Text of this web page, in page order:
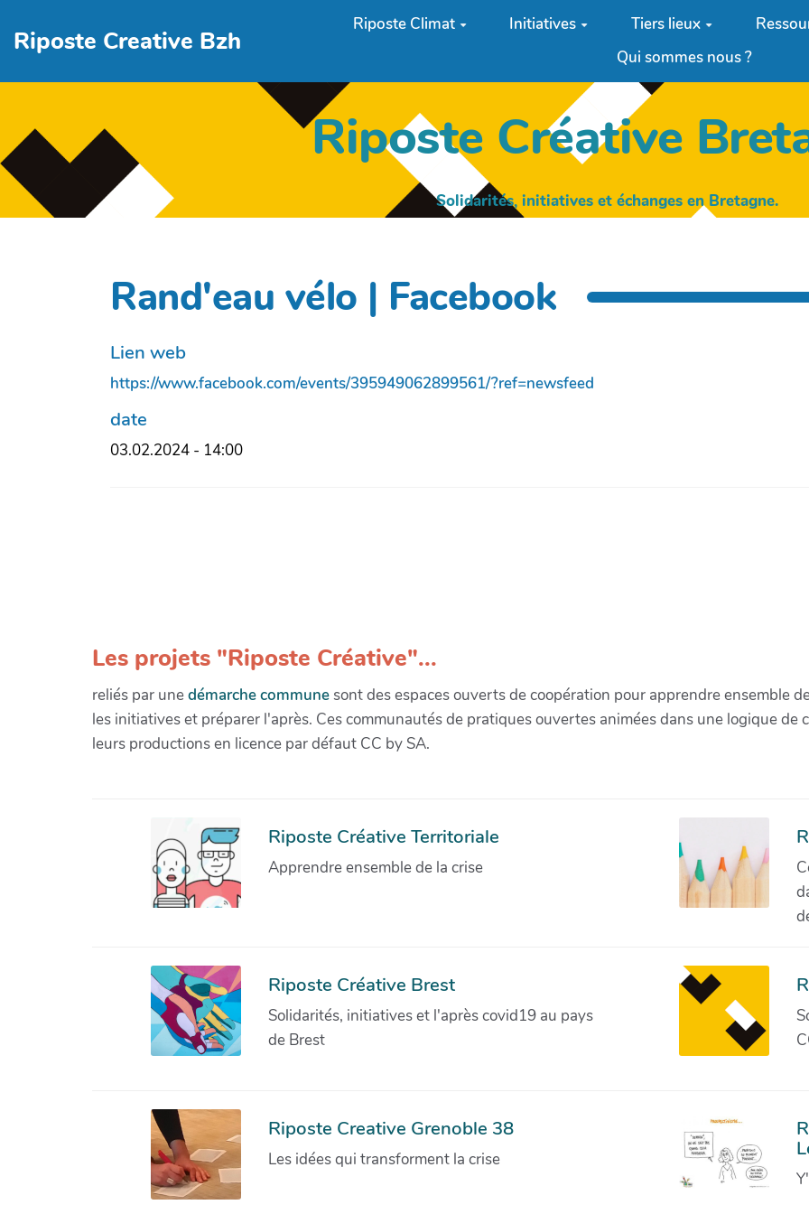
Riposte Creative Bzh
Riposte Climat Initiatives Tiers lieux
Qui sommes nous ?
Riposte Créative
Solidarités, initiatives et échanges en Bretagne.
Rand'eau vélo | Facebook
Lien web
https://www.facebook.com/events/395949062899561/?ref=newsfeed
date
03.02.2024 - 14:00